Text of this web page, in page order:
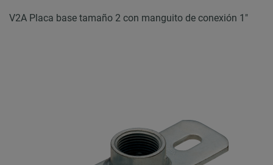
V2A Placa base tamaño 2 con manguito de conexión 1"